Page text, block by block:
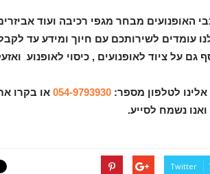
האופנועים מבחר מגפי רכיבה ועוד אביזרים
עומדים לשירותכם עם חיוך ומידע עד
על ציוד לאופנועים , כיסוי לאופנוע
לטלפון מספר: 054-9793930 או בקרו
ואנו נשמח לסייע.
Twitter